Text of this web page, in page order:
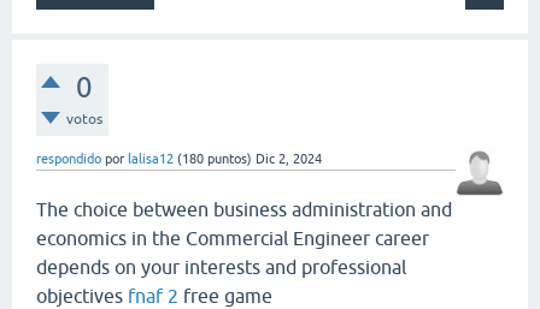
0
votos
respondido por lalisa12 (180 puntos) Dic 2, 2024
The choice between business administration and
economics in the Commercial Engineer career
depends on your interests and professional
objectives fnaf 2 free game